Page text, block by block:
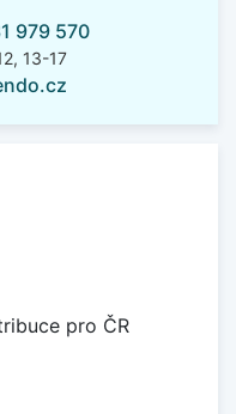
979 570
13-17
pro ČR